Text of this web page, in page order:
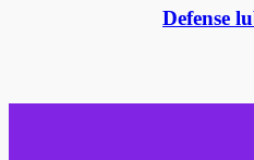
Defense